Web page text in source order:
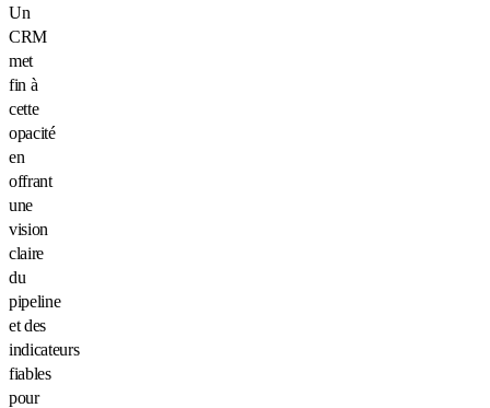
Un
CRM
met
fin à
cette
opacité
en
offrant
une
vision
claire
du
pipeline
et des
indicateurs
fiables
pour